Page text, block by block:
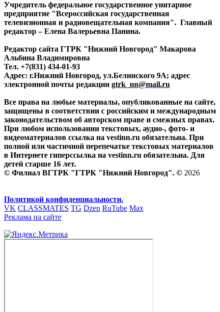
Учредитель федеральное государственное унитарное
предприятие "Всероссийская государственная
телевизионная и радиовещательная компания". Главный
редактор – Елена Валерьевна Панина.
Редактор сайта ГТРК "Нижний Новгород" Макарова
Альбина Владимировна
Тел. +7(831) 434-01-93
Адрес: г.Нижний Новгород, ул.Белинского 9А; адрес
электронной почты редакции gtrk_nn@mail.ru
Все права на любые материалы, опубликованные на сайте,
защищены в соответствии с российским и международным
законодательством об авторском праве и смежных правах.
При любом использовании текстовых, аудио-, фото- и
видеоматериалов ссылка на vestinn.ru обязательна. При
полной или частичной перепечатке текстовых материалов
в Интернете гиперссылка на vestinn.ru обязательна. Для
детей старше 16 лет.
© Филиал ВГТРК "ГТРК "Нижний Новгород". © 2026
Политикой конфиденциальности.
VK CLASSMATES TG Dzen RuTube Max
Реклама на сайте